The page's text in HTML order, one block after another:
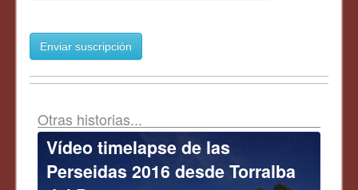
Enviar suscripción
Otras historias...
Vídeo timelapse de las
Perseidas 2016 desde Torralba